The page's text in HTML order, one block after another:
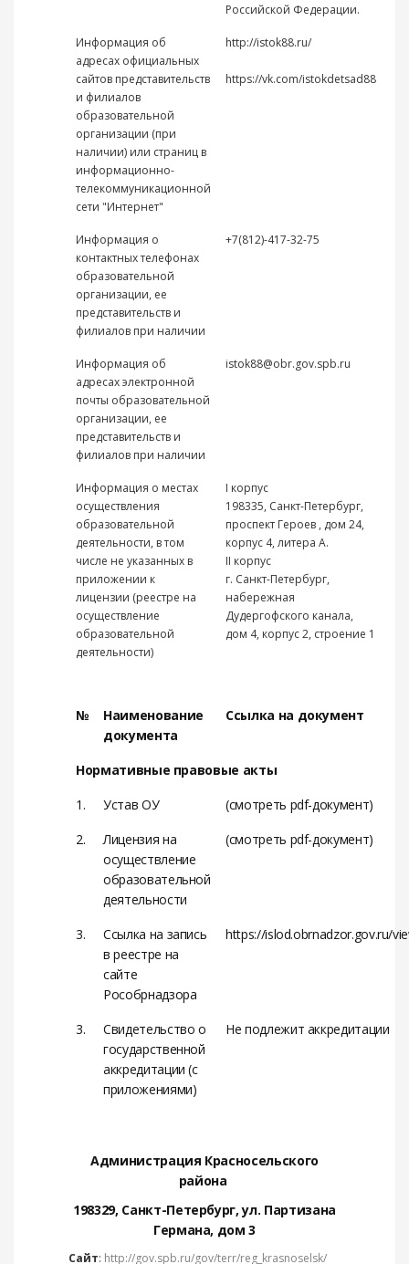
Российской Федерации.
Информация об
адресах официальных
сайтов представительств
и филиалов
образовательной
организации (при
наличии) или страниц в
информационно-
телекоммуникационной
сети "Интернет"
http://istok88.ru/
https://vk.com/istokdetsad88
Информация о
контактных телефонах
образовательной
организации, ее
представительств и
филиалов при наличии
+7(812)-417-32-75
Информация об
адресах электронной
почты образовательной
организации, ее
представительств и
филиалов при наличии
istok88@obr.gov.spb.ru
Информация о местах
осуществления
образовательной
деятельности, в том
числе не указанных в
приложении к
лицензии (реестре на
осуществление
образовательной
деятельности)
I корпус
198335, Санкт-Петербург,
проспект Героев , дом 24,
корпус 4, литера А.
II корпус
г. Санкт-Петербург,
набережная
Дудергофского канала,
дом 4, корпус 2, строение 1
№
Наименование
документа
Ссылка на документ
Нормативные правовые акты
1.
Устав ОУ
(смотреть pdf-документ)
2.
Лицензия на
осуществление
образовательной
деятельности
(смотреть pdf-документ)
3.
Ссылка на запись
в реестре на
сайте
Рособрнадзора
https://islod.obrnadzor.gov.ru/
3.
Свидетельство о
государственной
аккредитации (с
приложениями)
Не подлежит аккредитации
Администрация Красносельского
района
198329, Санкт-Петербург, ул. Партизана
Германа, дом 3
Сайт: http://gov.spb.ru/gov/terr/reg_krasnoselsk/